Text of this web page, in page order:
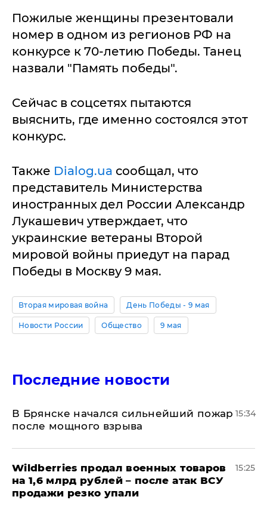
Пожилые женщины презентовали
номер в одном из регионов РФ на
конкурсе к 70-летию Победы. Танец
назвали "Память победы".
Сейчас в соцсетях пытаются
выяснить, где именно состоялся этот
конкурс.
Также Dialog.ua сообщал, что
представитель Министерства
иностранных дел России Александр
Лукашевич утверждает, что
украинские ветераны Второй
мировой войны приедут на парад
Победы в Москву 9 мая.
Вторая мировая война День Победы - 9 мая
Новости России Общество 9 мая
Последние новости
В Брянске начался сильнейший пожар
после мощного взрыва
15:34
​Wildberries продал военных товаров
на 1,6 млрд рублей – после атак ВСУ
продажи резко упали
15:25